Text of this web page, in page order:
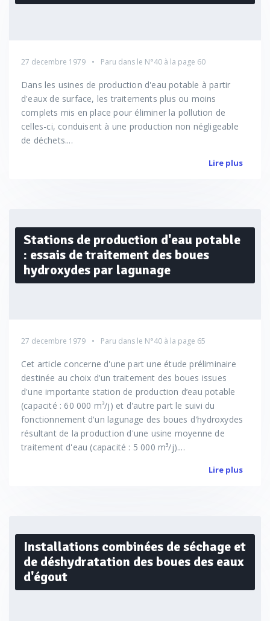
27 decembre 1979 Paru dans le N°40 à la page 60
Dans les usines de production d'eau potable à partir
d'eaux de surface, les traitements plus ou moins
complets mis en place pour éliminer la pollution de
celles-ci, conduisent à une production non négligeable
de déchets....
Lire plus
Stations de production d'eau potable
: essais de traitement des boues
hydroxydes par lagunage
27 decembre 1979 Paru dans le N°40 à la page 65
Cet article concerne d'une part une étude préliminaire
destinée au choix d'un traitement des boues issues
d'une importante station de production d’eau potable
(capacité : 60 000 m³/j) et d'autre part le suivi du
fonctionnement d'un lagunage des boues d'hydroxydes
résultant de la production d'une usine moyenne de
traitement d'eau (capacité : 5 000 m³/j)....
Lire plus
Installations combinées de séchage et
de déshydratation des boues des eaux
d'égout